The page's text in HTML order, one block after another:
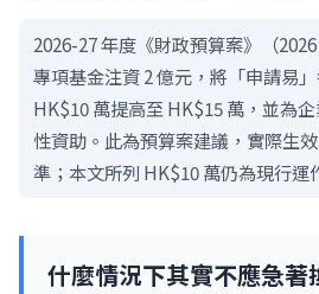
2026-27 年度《財政預算案》（
專項基金注資 2 億元，將「申請易
HK$10 萬提高至 HK$15 萬，並為
性資助。此為預算案建議，實際生
準；本文所列 HK$10 萬仍為現行運
什麼情況下其實不應急著